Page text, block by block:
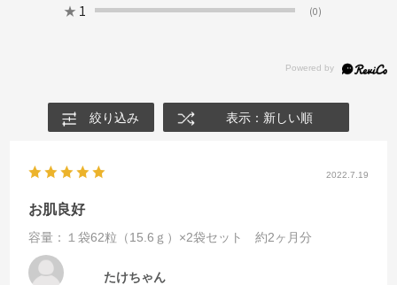
★ 1 (0)
絞り込み 表示：新しい順
2022.7.19
お肌良好
容量：１袋62粒（15.6ｇ）×2袋セット 約2ヶ月分
たけちゃん